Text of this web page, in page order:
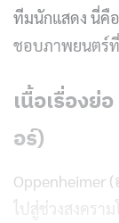
ทีมนักแสดง นี่คื
ชอบภาพยนตร์
เนื้อเรื่องย่
อร์)
Oppenheimer
ไปสู่ช่วงสงครา